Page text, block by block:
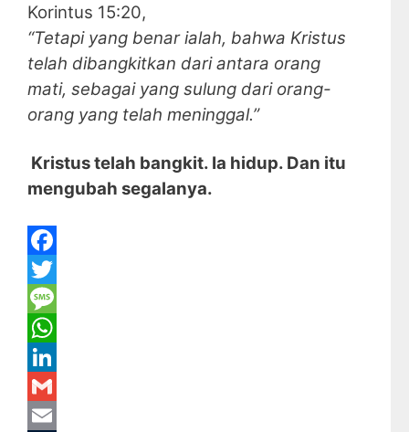
Korintus 15:20,
“Tetapi yang benar ialah, bahwa Kristus
telah dibangkitkan dari antara orang
mati, sebagai yang sulung dari orang-
orang yang telah meninggal.”
Kristus telah bangkit. Ia hidup. Dan itu
mengubah segalanya.
F
a
c
e
b
o
T
w
t
t
M
e
s
s
W
h
a
L
G